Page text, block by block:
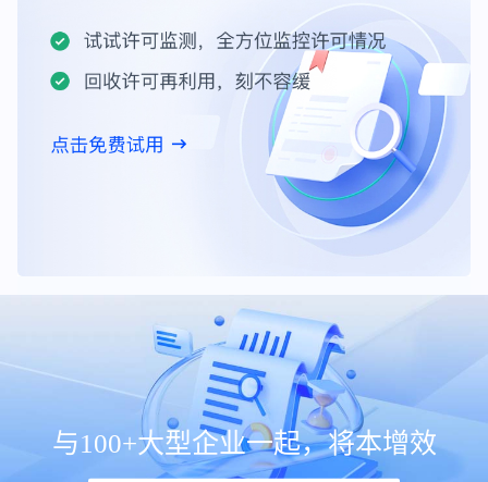
与100+大型企业一起，将本增效